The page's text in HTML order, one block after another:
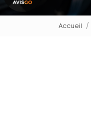
Voir le certificat
Accueil